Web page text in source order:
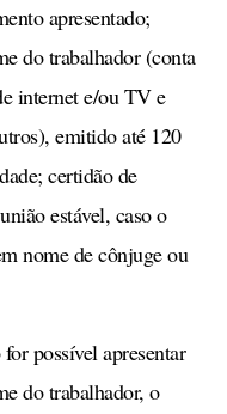
apresentado;
do trabalhador (conta
internet e/ou TV e
emitido até 120
certidão de
estável, caso o
nome de cônjuge ou
possível apresentar
do trabalhador, o